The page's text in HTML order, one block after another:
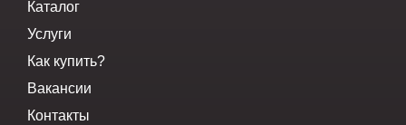
Каталог
Услуги
Как купить?
Вакансии
Контакты